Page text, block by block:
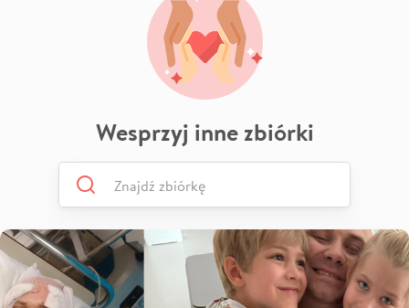
Wesprzyj inne zbiórki